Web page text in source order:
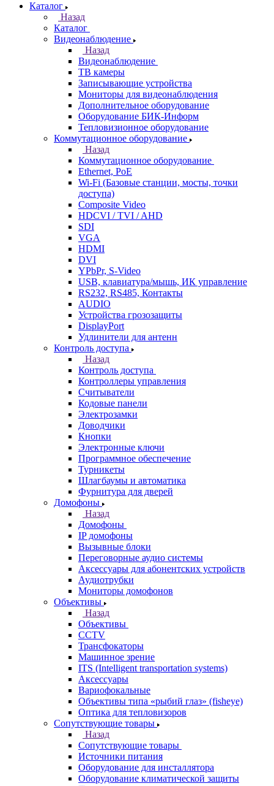
Каталог
Назад
Каталог
Видеонаблюдение
Назад
Видеонаблюдение
ТВ камеры
Записывающие устройства
Мониторы для видеонаблюдения
Дополнительное оборудование
Оборудование БИК-Информ
Тепловизионное оборудование
Коммутационное оборудование
Назад
Коммутационное оборудование
Ethernet, PoE
Wi-Fi (Базовые станции, мосты, точки
доступа)
Composite Video
HDCVI / TVI / AHD
SDI
VGA
HDMI
DVI
YPbPr, S-Video
USB, клавиатура/мышь, ИК управление
RS232, RS485, Контакты
AUDIO
Устройства грозозащиты
DisplayPort
Удлинители для антенн
Контроль доступа
Назад
Контроль доступа
Контроллеры управления
Считыватели
Кодовые панели
Электрозамки
Доводчики
Кнопки
Электронные ключи
Программное обеспечение
Турникеты
Шлагбаумы и автоматика
Фурнитура для дверей
Домофоны
Назад
Домофоны
IP домофоны
Вызывные блоки
Переговорные аудио системы
Аксессуары для абонентских устройств
Аудиотрубки
Мониторы домофонов
Объективы
Назад
Объективы
CCTV
Трансфокаторы
Машинное зрение
ITS (Intelligent transportation systems)
Аксессуары
Вариофокальные
Объективы типа «рыбий глаз» (fisheye)
Оптика для тепловизоров
Сопутствующие товары
Назад
Сопутствующие товары
Источники питания
Оборудование для инсталлятора
Оборудование климатической защиты